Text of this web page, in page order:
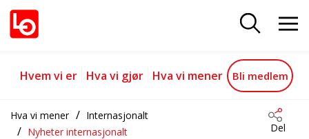
De 10 verste landene for
Gå til hovedinnhold
Gå til navigasjon
Hvem vi er Hva vi gjør Hva vi mener Bli medlem
Hva vi mener
Internasjonalt
Nyheter internasjonalt
Del